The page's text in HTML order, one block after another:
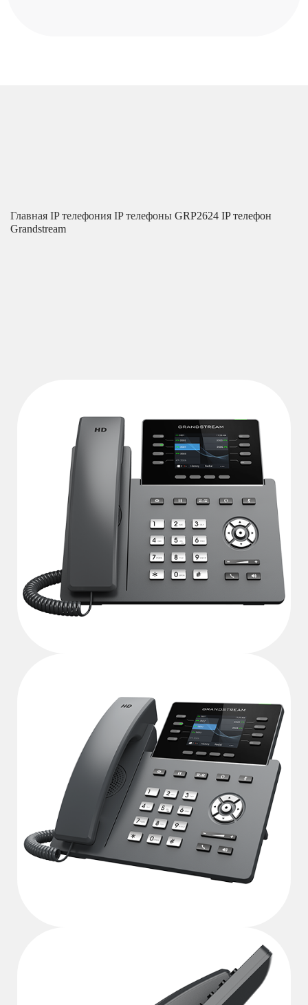
Главная IP телефония IP телефоны GRP2624 IP телефон
Grandstream